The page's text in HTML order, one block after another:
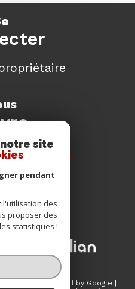
se
powered by Google |
site
pendant
l'utilisation des
proposer des
statistiques !